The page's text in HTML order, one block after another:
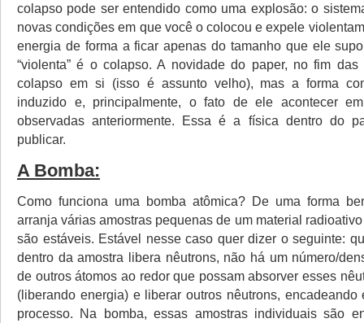
colapso pode ser entendido como uma explosão: o
novas condições em que você o colocou e expele
energia de forma a ficar apenas do tamanho que ele
“violenta” é o colapso. A novidade do paper, no fim
colapso em si (isso é assunto velho), mas a forma
induzido e, principalmente, o fato de ele acontecer
observadas anteriormente. Essa é a física dentro do
publicar.
A Bomba:
Como funciona uma bomba atômica? De uma forma
arranja várias amostras pequenas de um material
são estáveis. Estável nesse caso quer dizer o seguinte:
dentro da amostra libera nêutrons, não há um número/
de outros átomos ao redor que possam absorver esses
(liberando energia) e liberar outros nêutrons, encadeando
processo. Na bomba, essas amostras individuais são